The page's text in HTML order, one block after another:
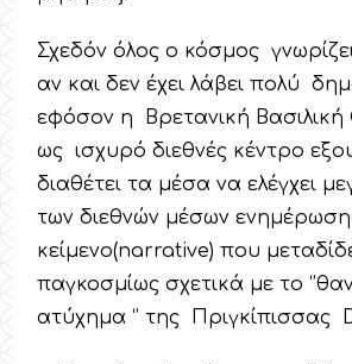
Σχεδόν όλος ο κόσμος
αν και δεν έχει λάβει πολύ
εφόσον η Βρετανική Βασιλική
ως ισχυρό διεθνές κέντρο
διαθέτει τα μέσα να ελέγχει
των διεθνών μέσων
κείμενο(narrative) που
παγκοσμίως σχετικά με το
ατύχημα ‘’ της Πριγκίπισσας